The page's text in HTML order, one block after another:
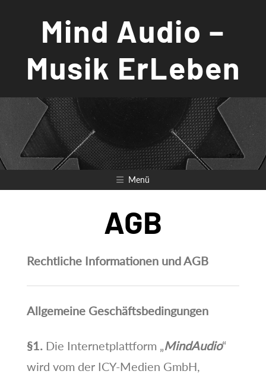
Mind Audio –
Musik ErLeben
Menü
AGB
Rechtliche Informationen und AGB
Allgemeine Geschäftsbedingungen
§1.Die Internetplattform „MindAudio“
wird vom der ICY-Medien GmbH,